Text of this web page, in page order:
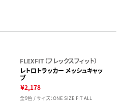
FLEXFIT（フレックスフィット）
レトロトラッカー メッシュキャッ
プ
￥2,178
全9色 / サイズ：ONE SIZE FIT ALL